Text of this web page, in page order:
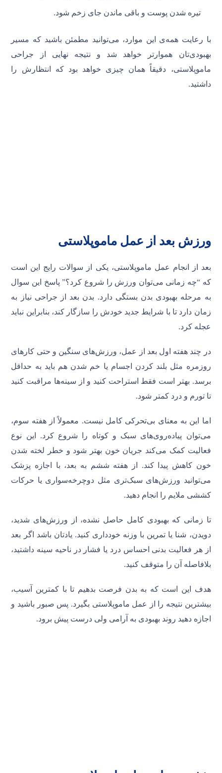
تیره شدن پوست و باقی ماندن جای زخم شود.
با رعایت همه‌ی این موارد، می‌توانید مطمئن باشید که مسیر
بهبودی‌تان هموارتر خواهد شد و نتیجه‌ نهایی از جراحی
ماموپلاستی، دقیقاً همان چیزی خواهد بود که انتظارش را
داشتید.
ورزش بعد از عمل ماموپلاستی
بعد از انجام عمل ماموپلاستی، یکی از سوالات رایج این است
که “چه زمانی می‌توان ورزش را شروع کرد؟” پاسخ این سوال
به مرحله بهبودی بدن بستگی دارد. بدن بعد از جراحی نیاز به
زمان دارد تا با شرایط جدید خودش را سازگار کند، بنابراین نباید
عجله کرد.
در چند هفته اول بعد از عمل، ورزش‌های سنگین و حتی کارهای
روزمره مثل بلند کردن اجسام یا خم شدن هم باید به حداقل
برسد. بهتر است فقط استراحت کنید و از سینه‌ها مراقبت کنید
تا تورم و درد کمتر شود.
اما این به معنای بی‌تحرکی کامل نیست. معمولاً از هفته سوم،
می‌توان پیاده‌روی‌های سبک و کوتاه را شروع کرد. این نوع
فعالیت کمک می‌کند جریان خون بهتر شود و خطر لخته شدن
خون کاهش پیدا کند. از هفته ششم به بعد، با اجازه پزشک
می‌توانید ورزش‌های سبک‌تری مثل دوچرخه‌سواری یا حرکات
کششی ملایم را انجام دهید.
تا زمانی که بهبودی کامل حاصل نشده، از ورزش‌های شدید،
دویدن، شنا یا تمرین با وزنه خودداری کنید. یادتان باشد اگر بعد
از هر فعالیت بدنی احساس درد یا فشار در ناحیه سینه داشتید،
بلافاصله آن را متوقف کنید.
هدف این است که به بدن فرصت بدهیم تا با کمترین آسیب،
بیشترین نتیجه را از عمل ماموپلاستی بگیرد. پس صبور باشید و
اجازه دهید روند بهبودی به آرامی ولی درست پیش برود.